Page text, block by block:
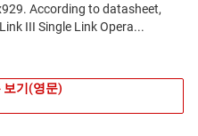
보기(영문)